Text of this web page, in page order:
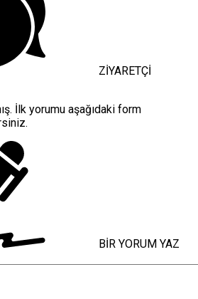
ZİYARETÇİ
İlk yorumu aşağıdaki form
BİR YORUM YAZ